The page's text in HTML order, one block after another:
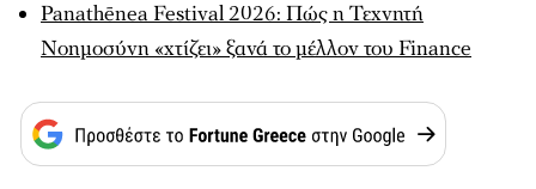
Panathēnea Festival 2026: Πώς η Τεχνητή
Νοημοσύνη «χτίζει» ξανά το μέλλον του Finance